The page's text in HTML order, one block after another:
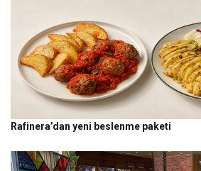
Rafinera’dan yeni beslenme paketi